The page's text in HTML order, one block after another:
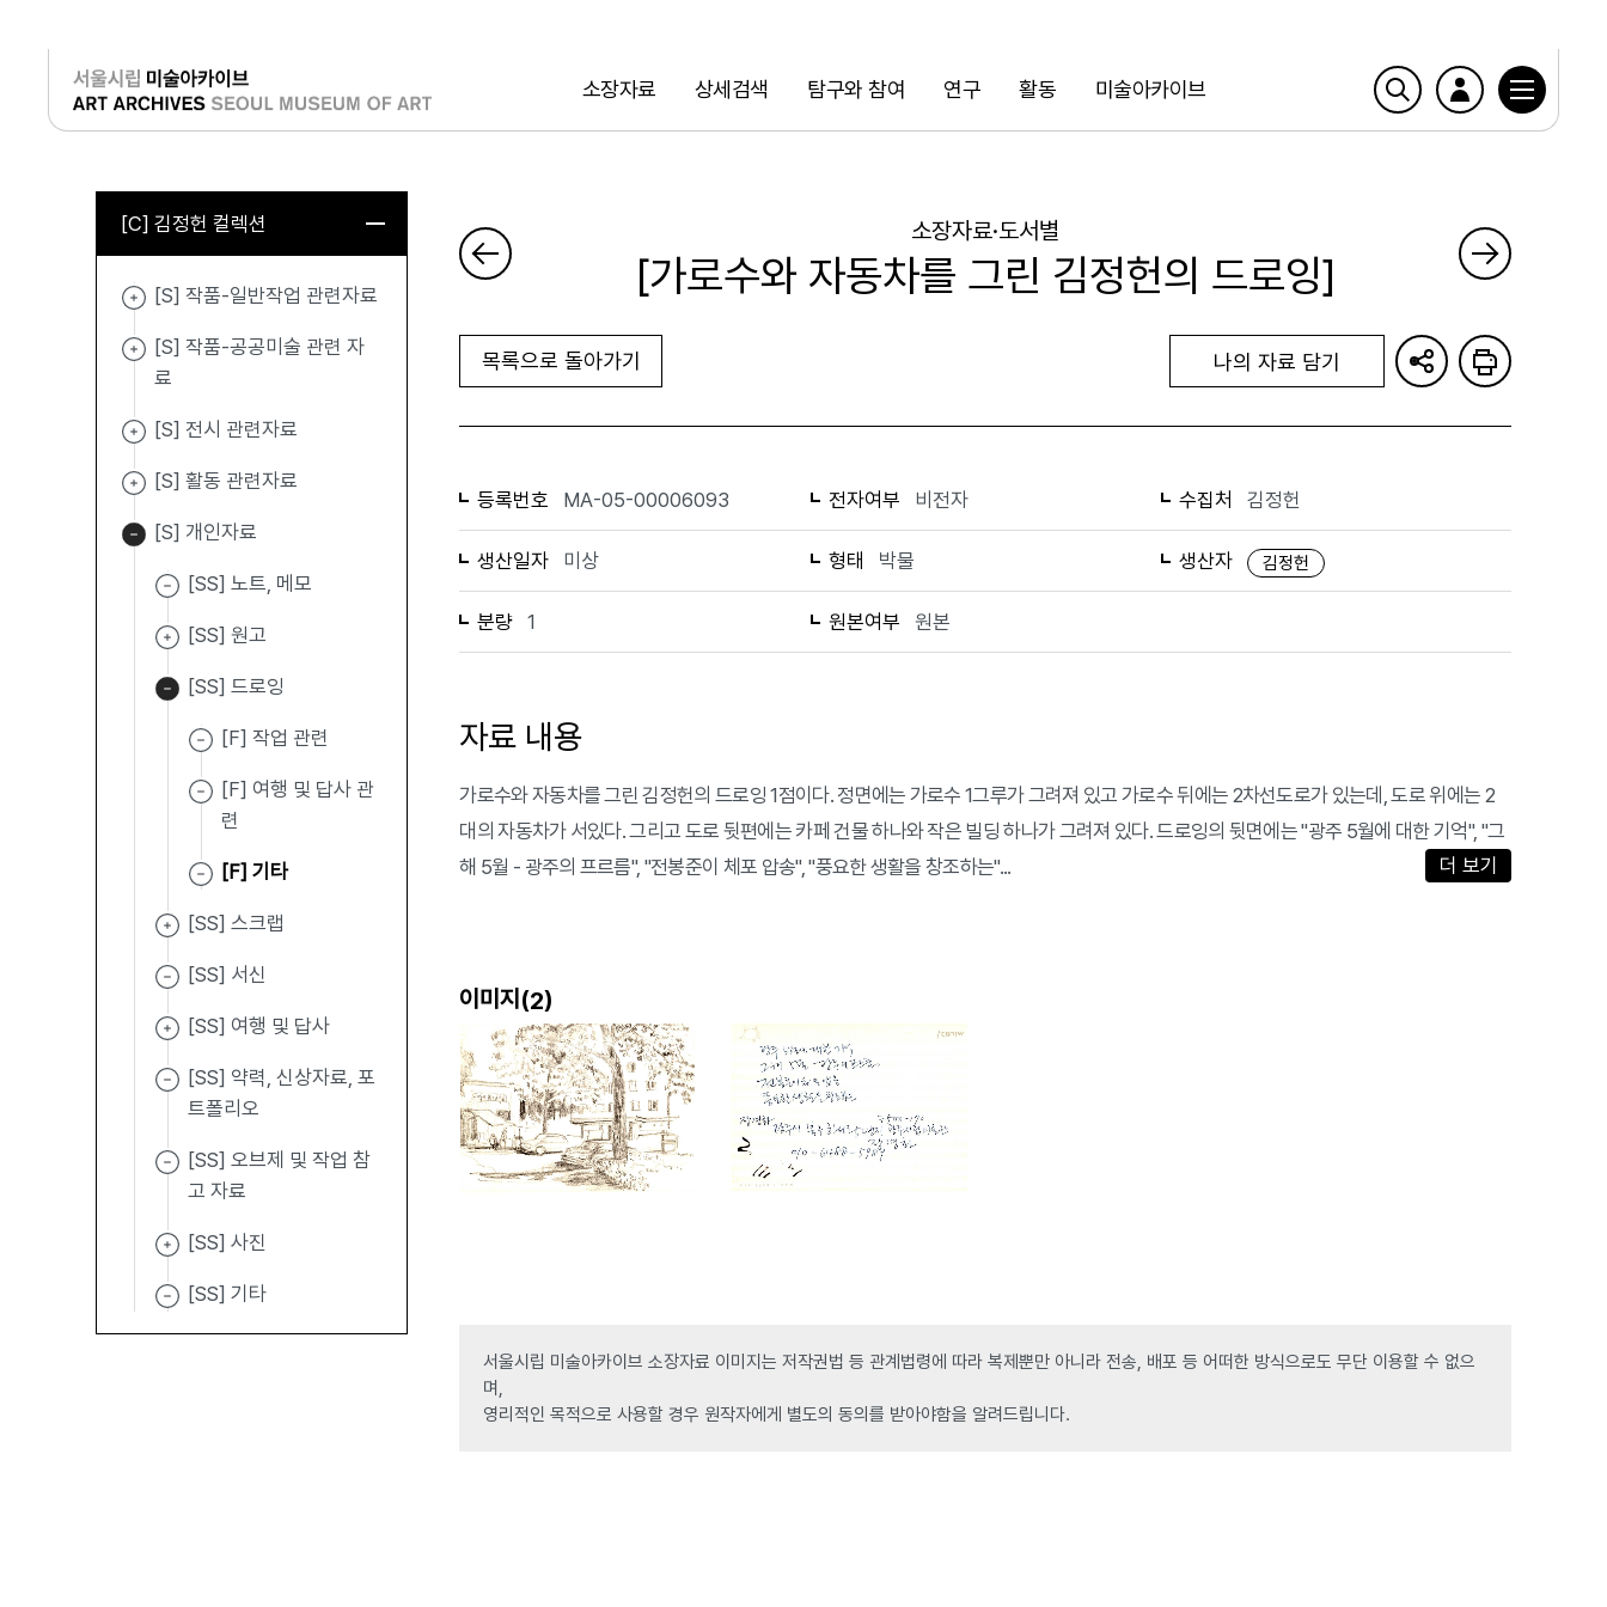
소장자료 상세검색 탐구와 참여 연구 활동 미술아카이브
검색
로그인
[C] 김정헌 컬렉션
[S] 작품-일반작업 관련자료
[S] 작품-공공미술 관련 자
료
[S] 전시 관련자료
[S] 활동 관련자료
[S] 개인자료
[SS] 노트, 메모
[SS] 원고
[SS] 드로잉
[F] 작업 관련
[F] 여행 및 답사 관
련
[F] 기타
[SS] 스크랩
[SS] 서신
[SS] 여행 및 답사
[SS] 약력, 신상자료, 포
트폴리오
[SS] 오브제 및 작업 참
고 자료
[SS] 사진
[SS] 기타
소장자료·도서별
[가로수와 자동차를 그린 김정헌의 드로잉]
목록으로 돌아가기 나의 자료 담기
등록번호 MA-05-00006093 전자여부 비전자 수집처 김정헌
생산일자 미상 형태 박물 생산자 김정헌
분량 1 원본여부 원본
자료 내용
가로수와 자동차를 그린 김정헌의 드로잉 1점이다. 정면에는 가로수 1그루가 그려져 있고 가로수 뒤에는 2차선도로가 있는데, 도로 위에는 2
대의 자동차가 서있다. 그리고 도로 뒷편에는 카페 건물 하나와 작은 빌딩 하나가 그려져 있다. 드로잉의 뒷면에는 "광주 5월에 대한 기억", "그
해 5월 - 광주의 프르름", "전봉준이 체포 압송", "풍요한 생활을 창조하는"...
더 보기
이미지(2)
서울시립 미술아카이브 소장자료 이미지는 저작권법 등 관계법령에 따라 복제뿐만 아니라 전송, 배포 등 어떠한 방식으로도 무단 이용할 수 없으
며,
영리적인 목적으로 사용할 경우 원작자에게 별도의 동의를 받아야함을 알려드립니다.